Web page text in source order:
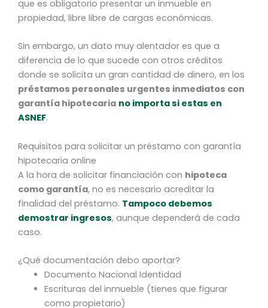
que es obligatorio presentar un inmueble en
propiedad, libre libre de cargas económicas.
Sin embargo, un dato muy alentador es que a
diferencia de lo que sucede con otros créditos
donde se solicita un gran cantidad de dinero, en los
préstamos personales urgentes inmediatos con
garantía hipotecaria no importa si estas en
ASNEF.
Requisitos para solicitar un préstamo con garantía
hipotecaria online
A la hora de solicitar financiación con hipoteca
como garantía, no es necesario acreditar la
finalidad del préstamo. Tampoco debemos
demostrar ingresos, aunque dependerá de cada
caso.
¿Qué documentación debo aportar?
Documento Nacional Identidad
Escrituras del inmueble (tienes que figurar
como propietario)